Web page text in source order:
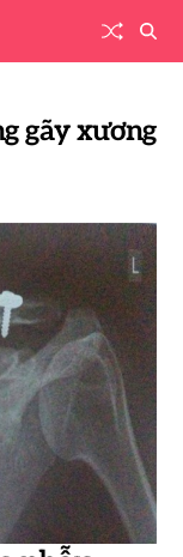
gãy xương